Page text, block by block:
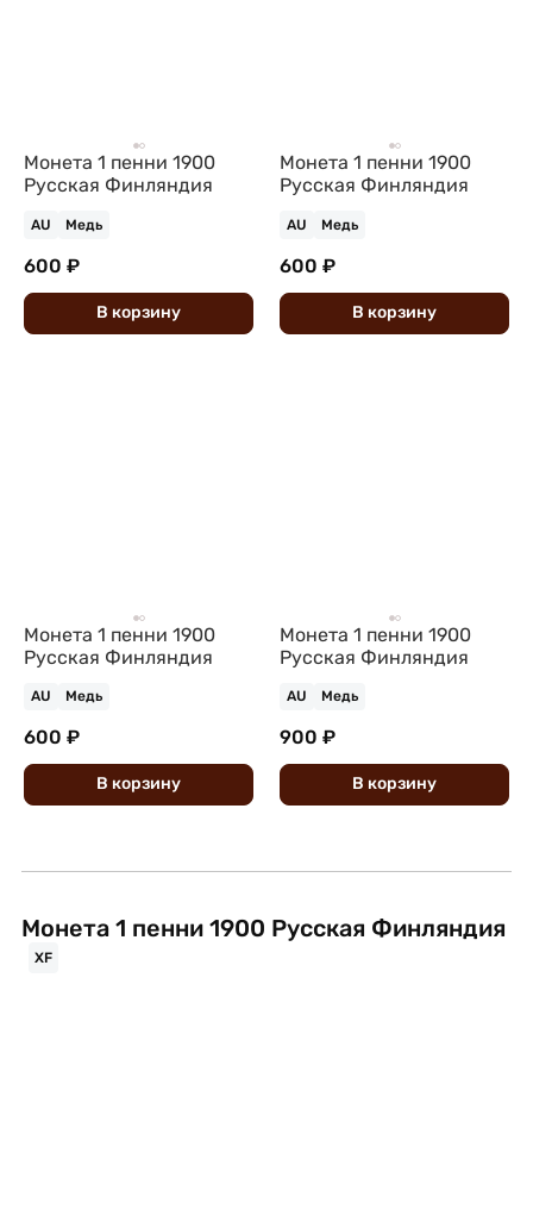
Монета 1 пенни 1900
Русская Финляндия
AU Медь
600 ₽
В корзину
Монета 1 пенни 1900
Русская Финляндия
AU Медь
600 ₽
В корзину
Монета 1 пенни 1900
Русская Финляндия
AU Медь
600 ₽
В корзину
Монета 1 пенни 1900
Русская Финляндия
AU Медь
900 ₽
В корзину
Монета 1 пенни 1900 Русская Финляндия
XF